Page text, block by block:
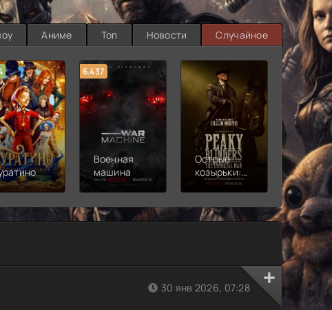
Аниме Топ Новости Случайное
6.437
Военная
машина
Острые
козырьки:
Бессмертный
7.187
2
30 янв 2026, 07:28